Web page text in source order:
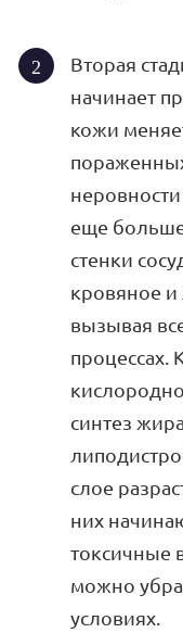
Вторая
начинает
кожи
еще
стенки
кровяное
вызывая
процессах.
синтез
слое
них
токсичные
можно
условиях.